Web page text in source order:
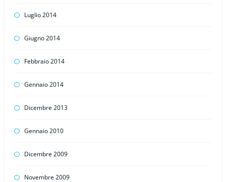
Luglio 2014
Giugno 2014
Febbraio 2014
Gennaio 2014
Dicembre 2013
Gennaio 2010
Dicembre 2009
Novembre 2009